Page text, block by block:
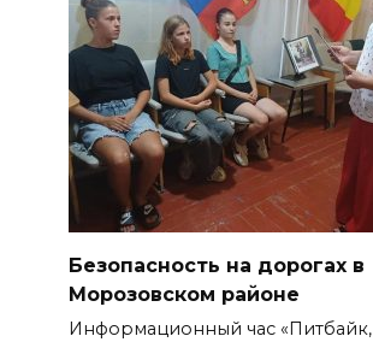
Безопасность на дорогах в
Морозовском районе
Информационный час «Питбайк,